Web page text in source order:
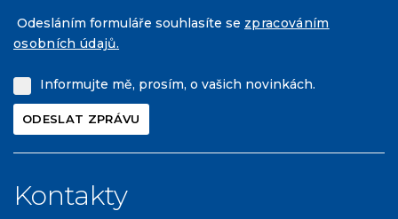
Odesláním formuláře souhlasíte se zpracováním
osobních údajů.
Informujte mě, prosím, o vašich novinkách.
Kontakty